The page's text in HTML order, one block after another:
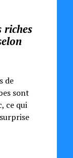
riches
de
sont
ce qui